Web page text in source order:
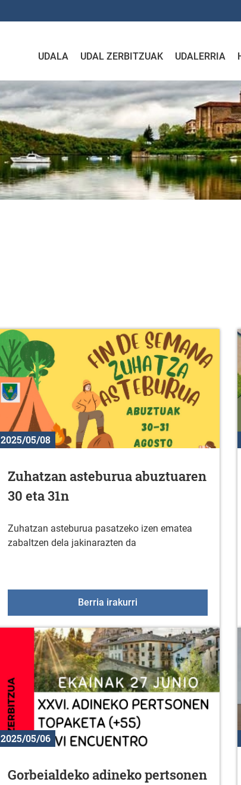
UDALA UDAL ZERBITZUAK UDALERRIA
2025/05/08
Zuhatzan asteburua abuztuaren
30 eta 31n
Zuhatzan asteburua pasatzeko izen ematea
zabaltzen dela jakinarazten da
Berria irakurriZuhatzan asteburua
2025/05/06
Gorbeialdeko adineko pertsonen